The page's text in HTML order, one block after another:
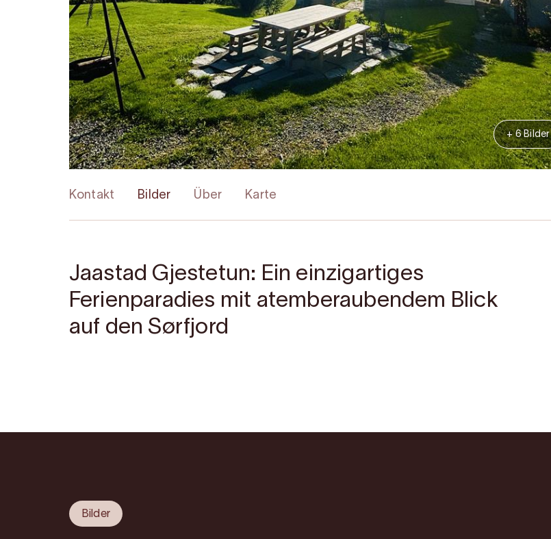
+ 6 Bilder
Kontakt Bilder Über Karte
Jaastad Gjestetun: Ein einzigartiges
Ferienparadies mit atemberaubendem Blick
auf den Sørfjord
Bilder